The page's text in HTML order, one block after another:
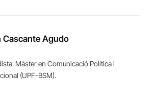
Cascante Agudo
Màster en Comunicació Política i
(UPF-BSM).